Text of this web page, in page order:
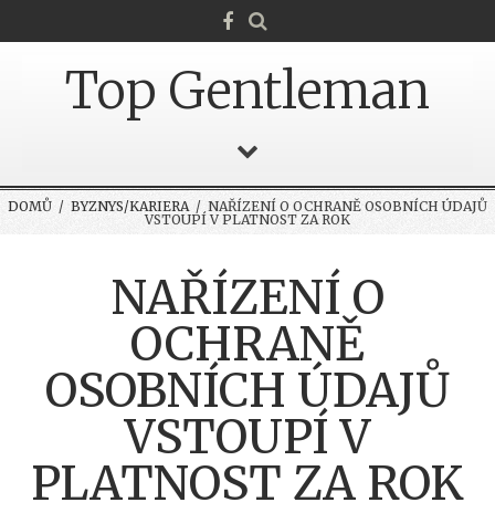
Top Gentleman
DOMŮ /BYZNYS/KARIERA / NAŘÍZENÍ O OCHRANĚ OSOBNÍCH ÚDAJŮ
VSTOUPÍ V PLATNOST ZA ROK
NAŘÍZENÍ O
OCHRANĚ
OSOBNÍCH ÚDAJŮ
VSTOUPÍ V
PLATNOST ZA ROK